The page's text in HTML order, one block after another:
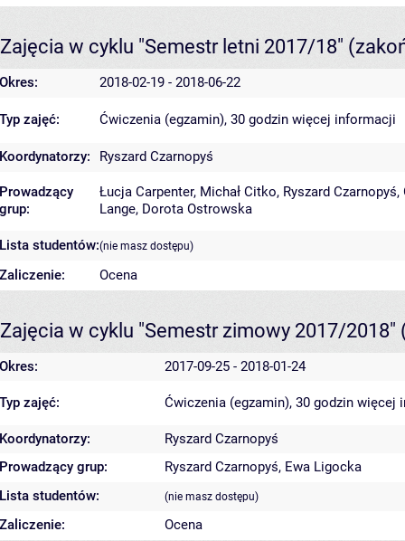
Zajęcia w cyklu "Semestr letni 2017/18"
Okres: 2018-02-19 - 2018-06-22
Typ zajęć: Ćwiczenia (egzamin), 30 godzin więcej informacji
Koordynatorzy: Ryszard Czarnopyś
Prowadzący
grup:
Łucja Carpenter, Michał Citko, Ryszard Czarnopyś,
Lange, Dorota Ostrowska
Lista studentów:(nie masz dostępu)
Zaliczenie: Ocena
Zajęcia w cyklu "Semestr zimowy 2017/2018"
Okres: 2017-09-25 - 2018-01-24
Typ zajęć: Ćwiczenia (egzamin), 30 godzin więcej
Koordynatorzy:
Ryszard Czarnopyś
Prowadzący grup:
Ryszard Czarnopyś, Ewa Ligocka
Lista studentów:
(nie masz dostępu)
Zaliczenie: Ocena